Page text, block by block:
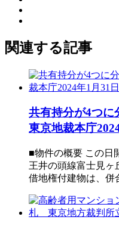
関連する記事
共有持分が4つに
東京地裁本庁
■物件の概要 この日
王井の頭線富士見ヶ
借地権付建物は、